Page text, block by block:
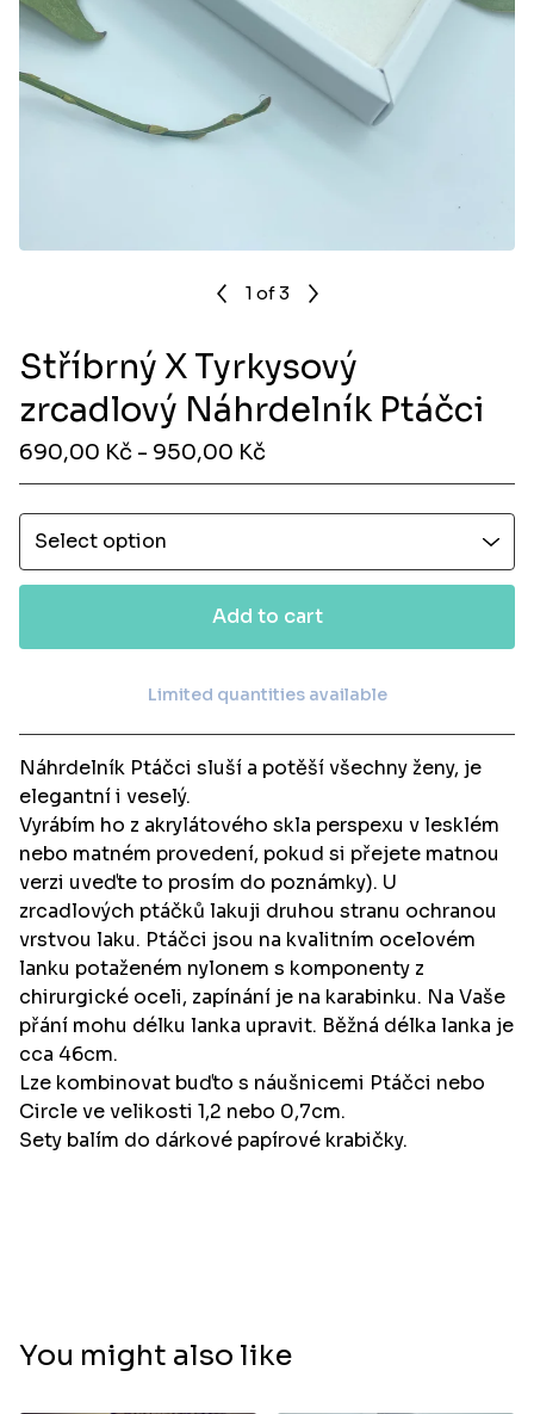
1 of 3
Stříbrný X Tyrkysový
zrcadlový Náhrdelník Ptáčci
690,00 Kč - 950,00 Kč
Add to cart
View cart
Limited quantities available
Náhrdelník Ptáčci sluší a potěší všechny ženy, je
elegantní i veselý.
Vyrábím ho z akrylátového skla perspexu v lesklém
nebo matném provedení, pokud si přejete matnou
verzi uveďte to prosím do poznámky). U
zrcadlových ptáčků lakuji druhou stranu ochranou
vrstvou laku. Ptáčci jsou na kvalitním ocelovém
lanku potaženém nylonem s komponenty z
chirurgické oceli, zapínání je na karabinku. Na Vaše
přání mohu délku lanka upravit. Běžná délka lanka je
cca 46cm.
Lze kombinovat buďto s náušnicemi Ptáčci nebo
Circle ve velikosti 1,2 nebo 0,7cm.
Sety balím do dárkové papírové krabičky.
You might also like